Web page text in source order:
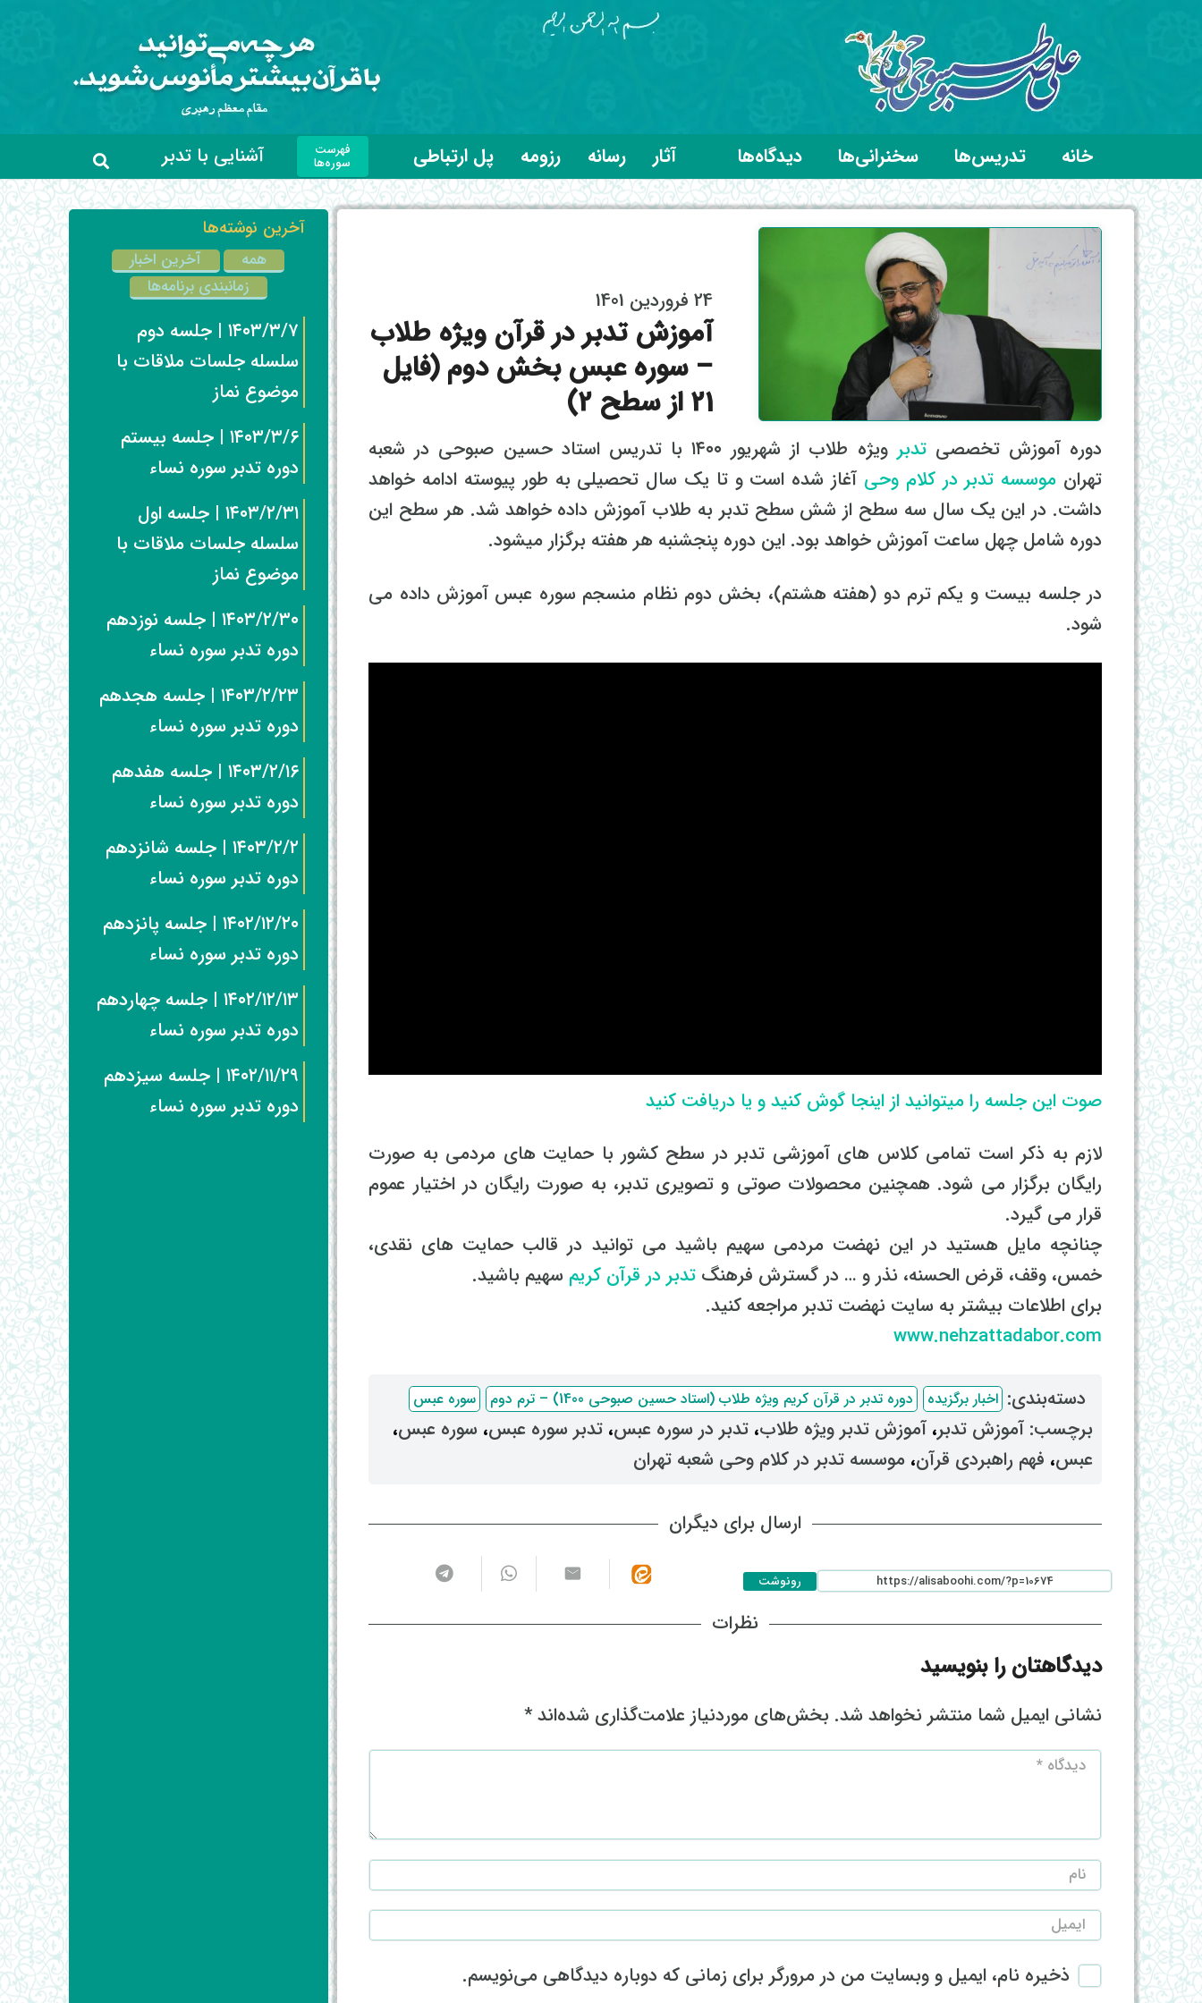
خانه تدریس‌ها سخنرانی‌ها دیدگاه‌ها آثار رسانه رزومه پل ارتباطی فهرست
سوره‌ها آشنایی با تدبر
24 فروردین 1401
آموزش تدبر در قرآن ویژه طلاب
– سوره عبس بخش دوم (فایل
21 از سطح 2)
دوره آموزش تخصصیتدبر
ویژه طلاب از شهریور ۱۴۰۰ با تدریس استاد حسین صبوحی در شعبه
تهران موسسه تدبر در کلام وحی آغاز شده است و تا یک سال تحصیلی به طور پیوسته ادامه خواهد
داشت. در این یک سال سه سطح از شش سطح تدبر به طلاب آموزش داده خواهد شد. هر سطح این
دوره شامل چهل ساعت آموزش خواهد بود. این دوره پنجشنبه هر هفته برگزار میشود.
در جلسه بیست و یکم ترم دو (هفته هشتم)، بخش دوم نظام منسجم سوره عبس آموزش داده می
شود.
صوت این جلسه را میتوانید از اینجا گوش کنید و یا دریافت کنید
لازم به ذکر است تمامی کلاس های آموزشی تدبر در سطح کشور با حمایت های مردمی به صورت
رایگان برگزار می شود. همچنین محصولات صوتی و تصویری تدبر، به صورت رایگان در اختیار عموم
قرار می گیرد.
چنانچه مایل هستید در این نهضت مردمی سهیم باشید می توانید در قالب حمایت های نقدی،
خمس، وقف، قرض الحسنه، نذر و … در گسترش فرهنگ تدبر در قرآن کریم سهیم باشید.
برای اطلاعات بیشتر به سایت نهضت تدبر مراجعه کنید.
www.nehzattadabor.com
دسته‌بندی: ‌اخبار برگزیده دوره تدبر در قرآن کریم ویژه طلاب (استاد حسین صبوحی 1400) – ترم دوم سوره عبس
برچسب: ‌ آموزش تدبر، ‌ آموزش تدبر ویژه طلاب، ‌ تدبر در سوره عبس، ‌ تدبر سوره عبس، ‌ سوره عبس،
عبس، ‌ فهم راهبردی قرآن، ‌ موسسه تدبر در کلام وحی شعبه تهران
ارسال برای دیگران
رونوشت
نظرات
دیدگاهتان را بنویسید
نشانی ایمیل شما منتشر نخواهد شد. بخش‌های موردنیاز علامت‌گذاری شده‌اند*
ذخیره نام، ایمیل و وبسایت من در مرورگر برای زمانی که دوباره دیدگاهی می‌نویسم.
آخرین نوشته‌ها
همه
آخرین اخبار
زمانبندی برنامه‌ها
۱۴۰۳/۳/۷ | جلسه دوم
سلسله جلسات ملاقات با
موضوع نماز
۱۴۰۳/۳/۶ | جلسه بیستم
دوره تدبر سوره نساء
۱۴۰۳/۲/۳۱ | جلسه اول
سلسله جلسات ملاقات با
موضوع نماز
۱۴۰۳/۲/۳۰ | جلسه نوزدهم
دوره تدبر سوره نساء
۱۴۰۳/۲/۲۳ | جلسه هجدهم
دوره تدبر سوره نساء
۱۴۰۳/۲/۱۶ | جلسه هفدهم
دوره تدبر سوره نساء
۱۴۰۳/۲/۲ | جلسه شانزدهم
دوره تدبر سوره نساء
۱۴۰۲/۱۲/۲۰ | جلسه پانزدهم
دوره تدبر سوره نساء
۱۴۰۲/۱۲/۱۳ | جلسه چهاردهم
دوره تدبر سوره نساء
۱۴۰۲/۱۱/۲۹ | جلسه سیزدهم
دوره تدبر سوره نساء